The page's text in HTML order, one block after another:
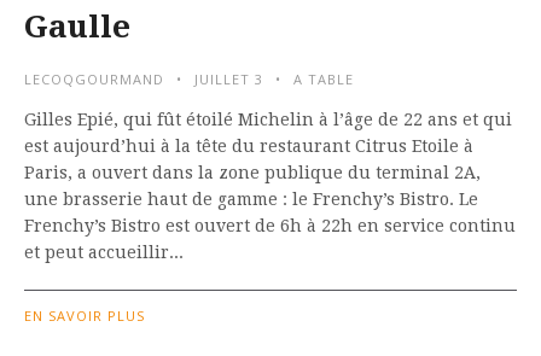
Gaulle
LECOQGOURMAND JUILLET 3 A TABLE
Gilles Epié, qui fût étoilé Michelin à l’âge de 22 ans et qui
est aujourd’hui à la tête du restaurant Citrus Etoile à
Paris, a ouvert dans la zone publique du terminal 2A,
une brasserie haut de gamme : le Frenchy’s Bistro. Le
Frenchy’s Bistro est ouvert de 6h à 22h en service continu
et peut accueillir...
EN SAVOIR PLUS